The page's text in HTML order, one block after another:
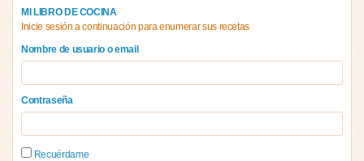
MI LIBRO DE COCINA
Inicie sesión a continuación para enumerar sus recetas
Nombre de usuario o email
Contraseña
Recuérdame